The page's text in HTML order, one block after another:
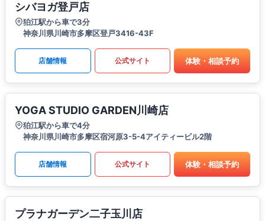
シバヨガ登戸店
狛江駅から車で3分
神奈川県川崎市多摩区登戸3416-43F
店舗情報 公式サイト 体験・相談予約
YOGA STUDIO GARDEN川崎店
狛江駅から車で4分
神奈川県川崎市多摩区宿河原3-5-4アイティービル2階
店舗情報 公式サイト 体験・相談予約
プラナガーデン二子玉川店